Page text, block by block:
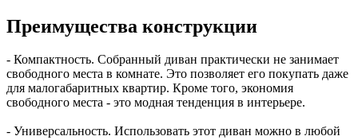
Преимущества конструкции
- Компактность. Собранный диван практически не занимает
свободного места в комнате. Это позволяет его покупать даже
для малогабаритных квартир. Кроме того, экономия
свободного места - это модная тенденция в интерьере.
- Универсальность. Использовать этот диван можно в любой